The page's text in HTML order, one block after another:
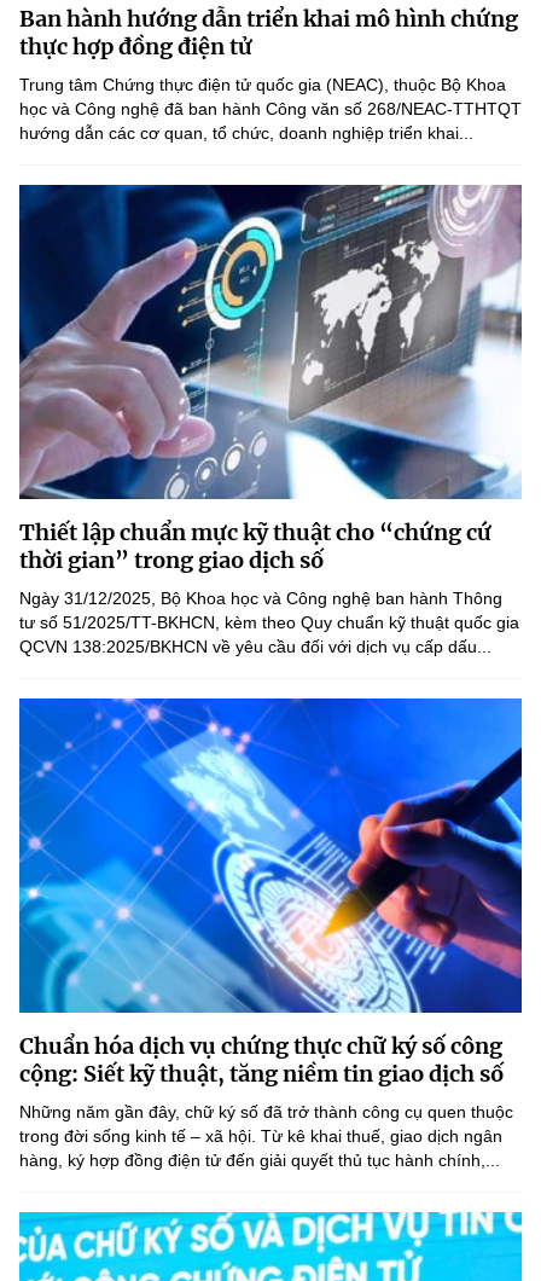
Sở Khoa học và Công nghệ
Chuyển đổi số
Bưu chính, Viễn thông
Tiêu chuẩn, đo lường, chất lượng
Năng lượng nguyên tử
Tin tổng hợp
Tin địa phương
Văn bản QPPL
Văn bản chỉ đạo điều hành
Lấy ý kiến người dân về dự thảo VBQPPL
MST IOFFICE
THỐNG KÊ
Khoa học và Công nghệ
Đổi mới sáng tạo
Chuyển đổi số
Bưu chính, Viễn thông
Sở hữu trí tuệ
Tiêu chuẩn, đo lường, chất lượng
Năng lượng nguyên tử
Multimedia
THƯ ĐIỆN TỬ
Infographic
Ảnh
Voice
Nhiệm vụ trọng tâm
Chọn ngôn ngữ
Vietnamese English
BỘ KHOA HỌC VÀ CÔNG NGHỆ
MINISTRY OF SCIENCE AND TECHNOLOGY
Điều khoản sử dụng Theo dõi MST: Góp ý
Cơ quan chủ quản: Bộ Khoa học và Công nghệ (MST)
Chịu trách nhiệm nội dung: Nguyễn Thị Hải Hằng
Giám đốc Trung tâm Truyền thông Khoa học và Công nghệ.
Liên hệ
Địa chỉ: Ban Biên tập Cổng TTĐT - 18 Nguyễn Du, TP. Hà Nội
Điện thoại: 024 3936 9506
Email:stc@mst.gov.vn
©2026 Bản quyền thuộc Bộ Khoa Học và Công Nghệ
(Ghi rõ nguồn "https://mst.gov.vn" khi phát hành lại thông tin từ
website này)
Ban hành hướng dẫn triển khai mô hình chứng
thực hợp đồng điện tử
Trung tâm Chứng thực điện tử quốc gia (NEAC), thuộc Bộ Khoa
học và Công nghệ đã ban hành Công văn số 268/NEAC-TTHTQT
hướng dẫn các cơ quan, tổ chức, doanh nghiệp triển khai...
Thiết lập chuẩn mực kỹ thuật cho “chứng cứ
thời gian” trong giao dịch số
Ngày 31/12/2025, Bộ Khoa học và Công nghệ ban hành Thông
tư số 51/2025/TT-BKHCN, kèm theo Quy chuẩn kỹ thuật quốc gia
QCVN 138:2025/BKHCN về yêu cầu đối với dịch vụ cấp dấu...
Chuẩn hóa dịch vụ chứng thực chữ ký số công
cộng: Siết kỹ thuật, tăng niềm tin giao dịch số
Những năm gần đây, chữ ký số đã trở thành công cụ quen thuộc
trong đời sống kinh tế – xã hội. Từ kê khai thuế, giao dịch ngân
hàng, ký hợp đồng điện tử đến giải quyết thủ tục hành chính,...